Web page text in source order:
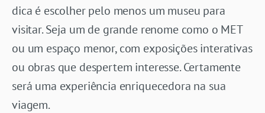
dica é escolher pelo menos um museu para
visitar. Seja um de grande renome como o MET
ou um espaço menor, com exposições interativas
ou obras que despertem interesse. Certamente
será uma experiência enriquecedora na sua
viagem.